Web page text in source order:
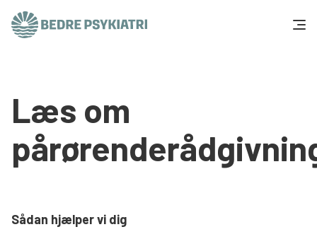
Tal og fakta
Om os
Presse og politik
Læs om
Sådan hjælper vi dig